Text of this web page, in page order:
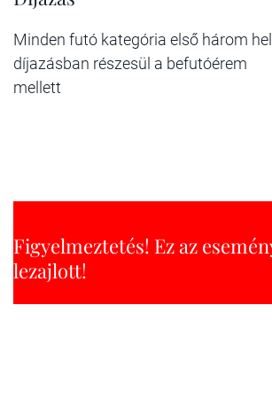
Minden futó kategória első három
díjazásban részesül a befutóérem
mellett
Figyelmeztetés! Ez az
lezajlott!